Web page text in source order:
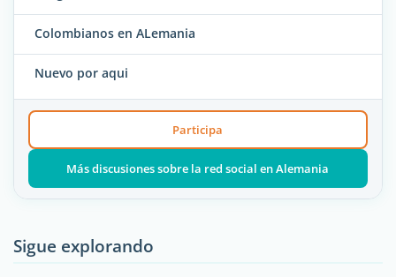
Colombianos en ALemania
Nuevo por aqui
Participa
Más discusiones sobre la red social en Alemania
Sigue explorando